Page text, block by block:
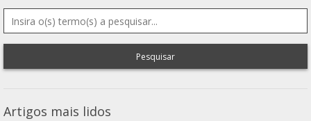
Pesquisar
Artigos mais lidos